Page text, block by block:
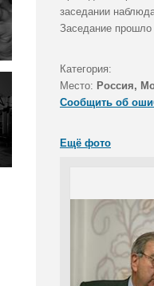
заседании
Заседание
Категория:
Место: Россия,
Сообщить об
Ещё фото